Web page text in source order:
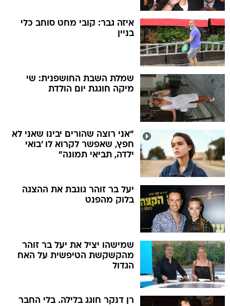
איזה גבר: קובי מחט סוחב כלי
בניין
שמלת השבת החושפנית: שי
מיקה חוגגת יום הולדת
"אני רוצה שהורים יבינו שאני לא
חפץ, שאפשר לקרוא לו 'בואי
ילדה, תביאי תמונה"
יעל בר זוהר גונבת את ההצגה
בלוק מהפנט
שמישהו יציל את יעל בר זוהר
מהקשקשת הטיפשית על האח
הגדול
רן דנקר חוגג בלילה. בלי החבר